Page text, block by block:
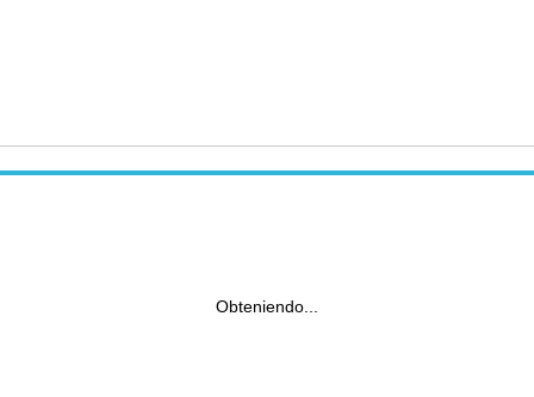
Obteniendo...